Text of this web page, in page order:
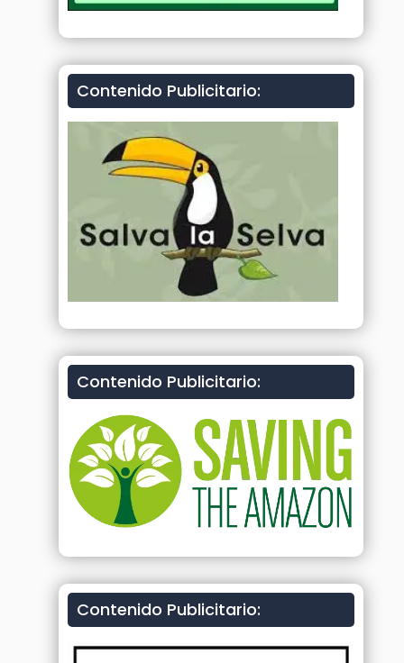
Contenido Publicitario:
Contenido Publicitario:
Contenido Publicitario: